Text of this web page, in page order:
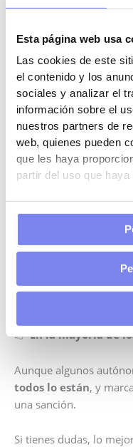
Esta página web usa
Las cookies de este
el contenido y los
sociales y analizar el
información sobre el
nuestros partners de
web, quienes pueden
que les haya
partir del uso que
de Hacienda.
¿Qué pasa si no LO
Aunque no tenga
tiene consecuencias:
Multas desde
Requerimientos
Bloqueo de
Riesgo en
Por eso siempre
último díay revisarlo
👉En la mayoría de
Aunque algunos
todos lo están, y
una sanción.
Si tienes dudas, lo